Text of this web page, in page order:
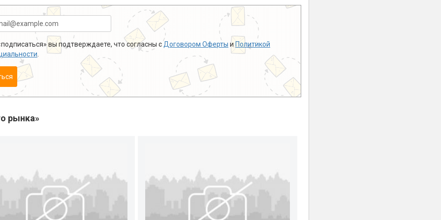
вы подтверждаете, что согласны с Договором Оферты и Политикой
рынка»